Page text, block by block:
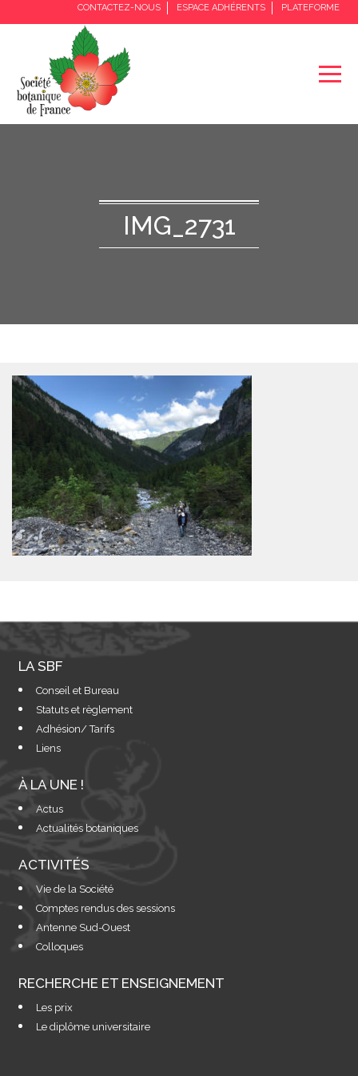
CONTACTEZ-NOUS ESPACE ADHÉRENTS PLATEFORME
IMG_2731
LA SBF
Conseil et Bureau
Statuts et règlement
Adhésion/ Tarifs
Liens
À LA UNE !
Actus
Actualités botaniques
ACTIVITÉS
Vie de la Société
Comptes rendus des sessions
Antenne Sud-Ouest
Colloques
RECHERCHE ET ENSEIGNEMENT
Les prix
Le diplôme universitaire